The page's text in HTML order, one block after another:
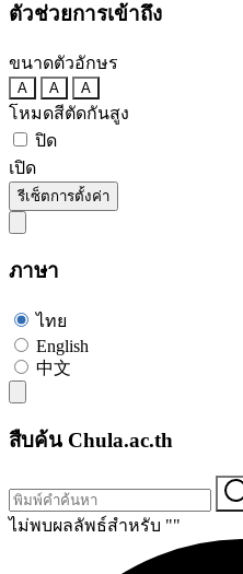
ตัวช่วยการเข้าถึง
ขนาดตัวอักษร
A A A
โหมดสีตัดกันสูง
ปิด
เปิด
รีเซ็ตการตั้งค่า
ภาษา
ไทย
English
中文
สืบค้น Chula.ac.th
ไม่พบผลลัพธ์สำหรับ ""